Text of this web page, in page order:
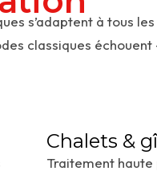
s’adaptent à tous
classiques
Chalets &
Traitement